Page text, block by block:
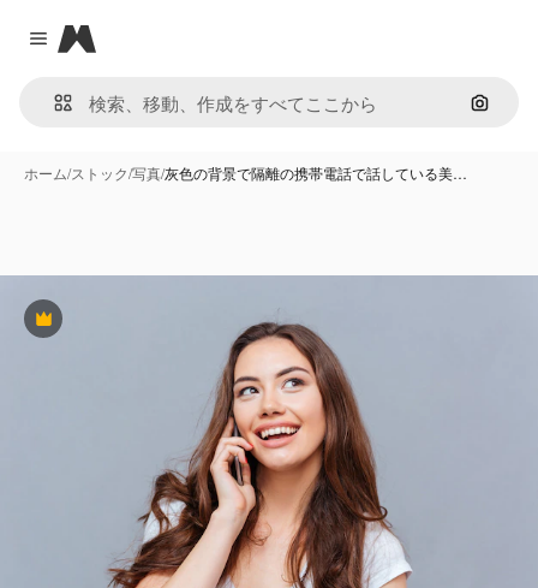
Close menu
Magnific
画像で
ホーム/ストック/写真/灰色の背景で隔離の携帯電話で話している美…
Premium